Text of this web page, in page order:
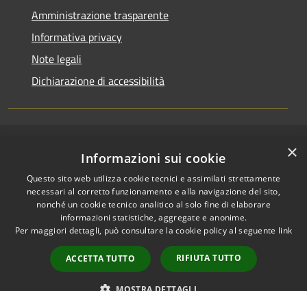
Amministrazione trasparente
Informativa privacy
Note legali
Dichiarazione di accessibilità
Privacy
Cookie
Mappa del sito
Accesso Email ordinaria
Accesso PEC comunali
Accesso protocollo
Copyright © 2026 • Comune di
San Pietro a Maida • Powered
byMunicipium•Accesso
redazione
×
Informazioni sui cookie
Questo sito web utilizza cookie tecnici e assimilati strettamente
necessari al corretto funzionamento e alla navigazione del sito,
nonché un cookie tecnico analitico al solo fine di elaborare
informazioni statistiche, aggregate e anonime.
Per maggiori dettagli, può consultare la cookie policy al seguente link
ACCETTA TUTTO RIFIUTA TUTTO